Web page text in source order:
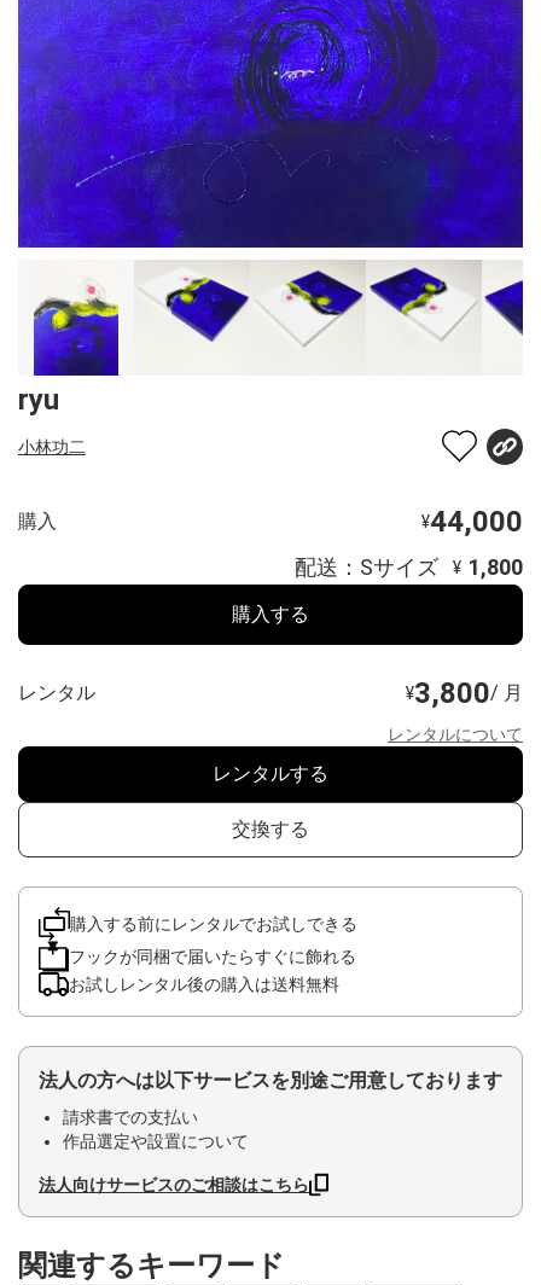
ryu
小林功二
購入 ¥44,000
配送：Sサイズ ¥ 1,800
購入する
レンタル ¥3,800/ 月
レンタルについて
レンタルする
交換する
購入する前にレンタルでお試しできる
フックが同梱で届いたらすぐに飾れる
お試しレンタル後の購入は送料無料
法人の方へは以下サービスを別途ご用意しております
請求書での支払い
作品選定や設置について
法人向けサービスのご相談はこちら
関連するキーワード